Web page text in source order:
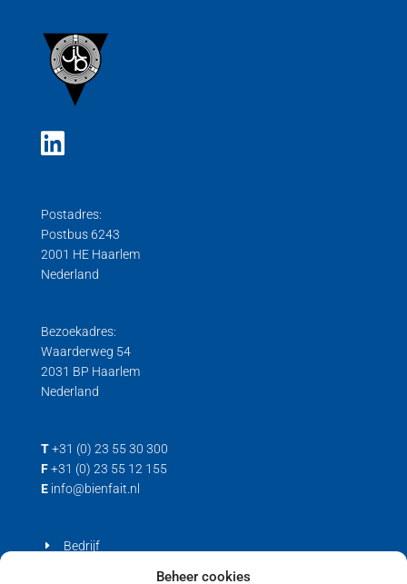
Beheer cookies
Postadres:
Postbus 6243
2001 HE Haarlem
Nederland
Bezoekadres:
Waarderweg 54
2031 BP Haarlem
Nederland
T +31 (0) 23 55 30 300
F +31 (0) 23 55 12 155
E info@bienfait.nl
Bedrijf